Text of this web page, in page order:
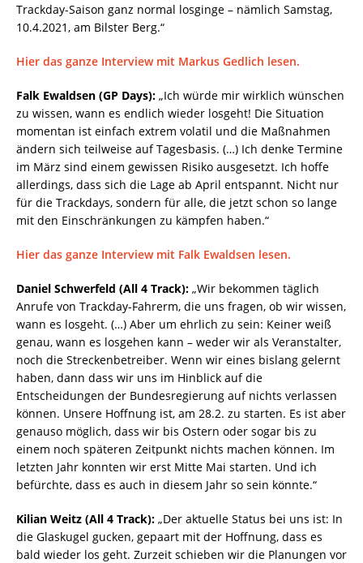
Trackday-Saison ganz normal losginge – nämlich Samstag,
10.4.2021, am Bilster Berg.“
Hier das ganze Interview mit Markus Gedlich lesen.
Falk Ewaldsen (GP Days): „Ich würde mir wirklich wünschen
zu wissen, wann es endlich wieder losgeht! Die Situation
momentan ist einfach extrem volatil und die Maßnahmen
ändern sich teilweise auf Tagesbasis. (…) Ich denke Termine
im März sind einem gewissen Risiko ausgesetzt. Ich hoffe
allerdings, dass sich die Lage ab April entspannt. Nicht nur
für die Trackdays, sondern für alle, die jetzt schon so lange
mit den Einschränkungen zu kämpfen haben.“
Hier das ganze Interview mit Falk Ewaldsen lesen.
Daniel Schwerfeld (All 4 Track): „Wir bekommen täglich
Anrufe von Trackday-Fahrerm, die uns fragen, ob wir wissen,
wann es losgeht. (…) Aber um ehrlich zu sein: Keiner weiß
genau, wann es losgehen kann – weder wir als Veranstalter,
noch die Streckenbetreiber. Wenn wir eines bislang gelernt
haben, dann dass wir uns im Hinblick auf die
Entscheidungen der Bundesregierung auf nichts verlassen
können. Unsere Hoffnung ist, am 28.2. zu starten. Es ist aber
genauso möglich, dass wir bis Ostern oder sogar bis zu
einem noch späteren Zeitpunkt nichts machen können. Im
letzten Jahr konnten wir erst Mitte Mai starten. Und ich
befürchte, dass es auch in diesem Jahr so sein könnte.“
Kilian Weitz (All 4 Track): „Der aktuelle Status bei uns ist: In
die Glaskugel gucken, gepaart mit der Hoffnung, dass es
bald wieder los geht. Zurzeit schieben wir die Planungen vor